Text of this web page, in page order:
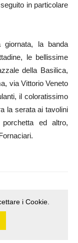
in particolare
la banda
le bellissime
della Basilica,
via Vittorio Veneto
il coloratissimo
la serata ai tavolini
ed altro,
i Cookie.